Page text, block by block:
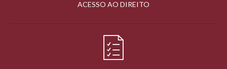
ACESSO AO DIREITO